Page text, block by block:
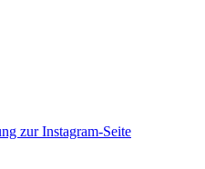
zur Instagram-Seite